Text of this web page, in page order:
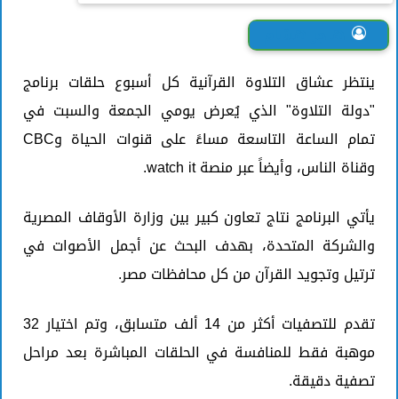
ينتظر عشاق التلاوة القرآنية كل أسبوع حلقات برنامج
"دولة التلاوة" الذي يُعرض يومي الجمعة والسبت في
تمام الساعة التاسعة مساءً على قنوات الحياة وCBC
وقناة الناس، وأيضاً عبر منصة watch it.
يأتي البرنامج نتاج تعاون كبير بين وزارة الأوقاف المصرية
والشركة المتحدة، بهدف البحث عن أجمل الأصوات في
ترتيل وتجويد القرآن من كل محافظات مصر.
تقدم للتصفيات أكثر من 14 ألف متسابق، وتم اختيار 32
موهبة فقط للمنافسة في الحلقات المباشرة بعد مراحل
تصفية دقيقة.